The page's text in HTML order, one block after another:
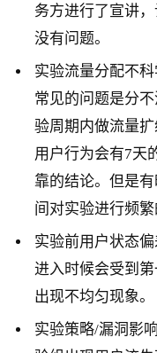
务方进行了宣讲
没有问题。
实验流量分配不
常见的问题是分
验周期内做流量
用户行为会有7天
靠的结论。但是
间对实验进行频
实验前用户状态
进入时候会受到
出现不均匀现象。
实验策略/漏洞影